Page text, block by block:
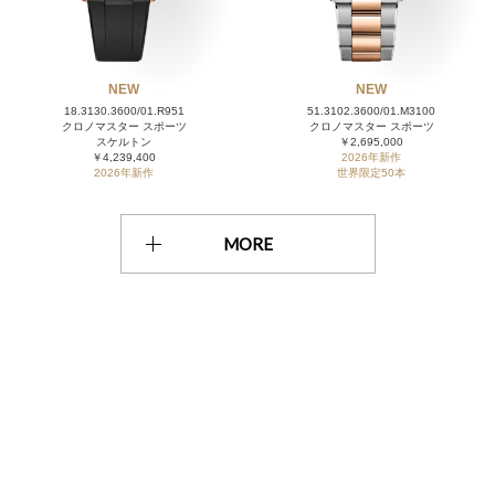
NEW
18.3130.3600/01.R951
クロノマスター スポーツ
スケルトン
￥4,239,400
2026年新作
NEW
51.3102.3600/01.M3100
クロノマスター スポーツ
￥2,695,000
2026年新作
世界限定50本
MORE